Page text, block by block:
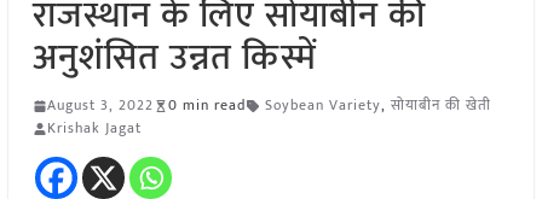
राजस्थान के लिए सोयाबीन की
अनुशंसित उन्नत किस्में
August 3, 2022 0 min read Soybean Variety, सोयाबीन की खेती
Krishak Jagat